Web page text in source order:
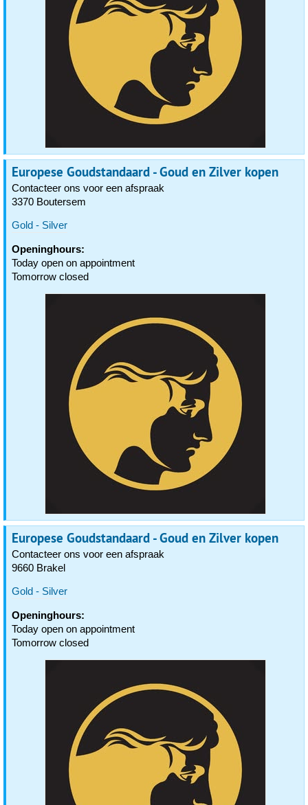
Europese Goudstandaard - Goud en Zilver kopen
Contacteer ons voor een afspraak
3370 Boutersem
Gold - Silver
Openinghours:
Today open on appointment
Tomorrow closed
Europese Goudstandaard - Goud en Zilver kopen
Contacteer ons voor een afspraak
9660 Brakel
Gold - Silver
Openinghours:
Today open on appointment
Tomorrow closed